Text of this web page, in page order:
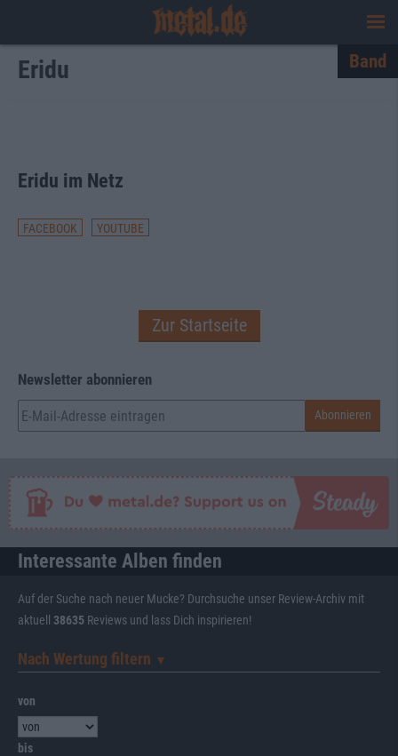
Eridu Band
Eridu im Netz
FACEBOOK YOUTUBE
Zur Startseite
Newsletter abonnieren
Interessante Alben finden
Auf der Suche nach neuer Mucke? Durchsuche unser Review-Archiv mit
aktuell 38635 Reviews und lass Dich inspirieren!
Nach Wertung filtern ▼︎
von
bis